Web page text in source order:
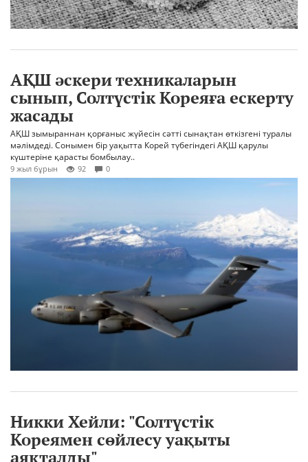
АҚШ әскери техникаларын
сынып, Солтүстік Кореяға ескерту
жасады
АҚШ зымыраннан қорғаныс жүйесін сәтті сынақтан өткізгені туралы
мәлімдеді. Сонымен бір уақытта Корей түбегіндегі АҚШ қарулы
күштеріне қарасты бомбылау..
9 жыл бұрын 92 0
Никки Хейли: "Солтүстік
Кореямен сөйлесу уақыты
аяқталды"